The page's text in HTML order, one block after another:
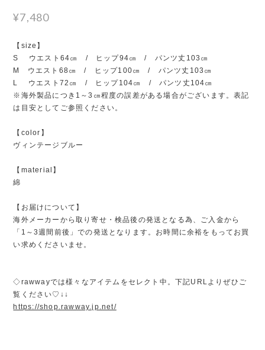
¥7,480
【size】
S ウエスト64㎝ / ヒップ94㎝ / パンツ丈103㎝
M ウエスト68㎝ / ヒップ100㎝ / パンツ丈103㎝
L ウエスト72㎝ / ヒップ104㎝ / パンツ丈104㎝
※海外製品につき1～3㎝程度の誤差がある場合がございます。表記
は目安としてご参照ください。
【color】
ヴィンテージブルー
【material】
綿
【お届けについて】
海外メーカーから取り寄せ・検品後の発送となる為、ご入金から
「1～3週間前後」での発送となります。お時間に余裕をもってお買
い求めくださいませ。
◇rawwayでは様々なアイテムをセレクト中。下記URLよりぜひご
覧ください♡↓↓
https://shop.rawway.jp.net/